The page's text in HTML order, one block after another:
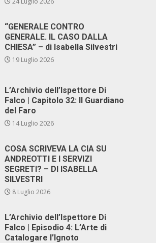
“GENERALE CONTRO
GENERALE. IL CASO DALLA
CHIESA” – di Isabella Silvestri
19 Luglio 2026
L’Archivio dell’Ispettore Di
Falco | Capitolo 32: Il Guardiano
del Faro
14 Luglio 2026
COSA SCRIVEVA LA CIA SU
ANDREOTTI E I SERVIZI
SEGRETI? – DI ISABELLA
SILVESTRI
8 Luglio 2026
L’Archivio dell’Ispettore Di
Falco | Episodio 4: L’Arte di
Catalogare l’Ignoto